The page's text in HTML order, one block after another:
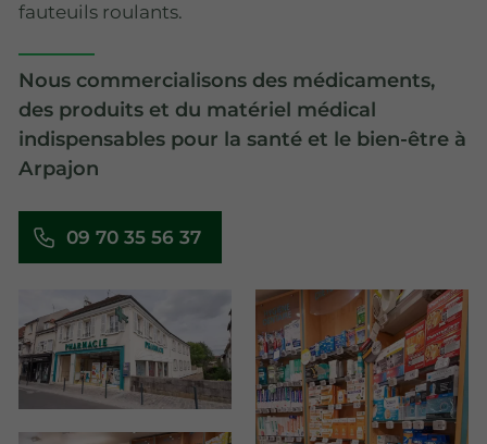
fauteuils roulants.
Nous commercialisons des médicaments,
des produits et du matériel médical
indispensables pour la santé et le bien-être à
Arpajon
09 70 35 56 37